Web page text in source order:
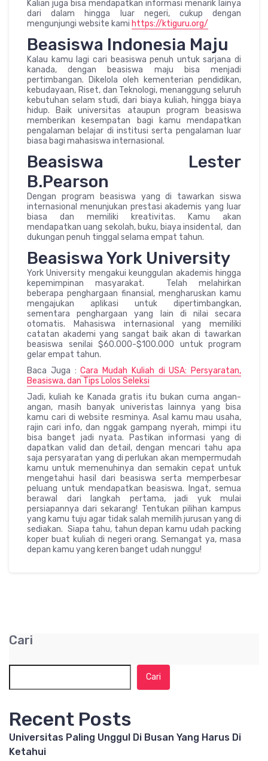
Kalian juga bisa mendapatkan informasi menarik lainya
dari dalam hingga luar negeri, cukup dengan
mengunjungi website kami https://ktiguru.org/
Beasiswa Indonesia Maju
Kalau kamu lagi cari beasiswa penuh untuk sarjana di
kanada, dengan beasiswa maju bisa menjadi
pertimbangan. Dikelola oleh kementerian pendidikan,
kebudayaan, Riset, dan Teknologi, menanggung seluruh
kebutuhan selam studi, dari biaya kuliah, hingga biaya
hidup. Baik universitas ataupun program beasiswa
memberikan kesempatan bagi kamu mendapatkan
pengalaman belajar di institusi serta pengalaman luar
biasa bagi mahasiswa internasional.
Beasiswa Lester
B.Pearson
Dengan program beasiswa yang di tawarkan siswa
internasional menunjukan prestasi akademis yang luar
biasa dan memiliki kreativitas. Kamu akan
mendapatkan uang sekolah, buku, biaya insidental, dan
dukungan penuh tinggal selama empat tahun.
Beasiswa York University
York University mengakui keunggulan akademis hingga
kepemimpinan masyarakat. Telah melahirkan
beberapa penghargaan finansial, mengharuskan kamu
mengajukan aplikasi untuk dipertimbangkan,
sementara penghargaan yang lain di nilai secara
otomatis. Mahasiswa internasional yang memiliki
catatan akademi yang sangat baik akan di tawarkan
beasiswa senilai $60.000-$100.000 untuk program
gelar empat tahun.
Baca Juga :Cara Mudah Kuliah di USA: Persyaratan,
Beasiswa, dan Tips Lolos Seleksi
Jadi, kuliah ke Kanada gratis itu bukan cuma angan-
angan, masih banyak univeristas lainnya yang bisa
kamu cari di website resminya. Asal kamu mau usaha,
rajin cari info, dan nggak gampang nyerah, mimpi itu
bisa banget jadi nyata. Pastikan informasi yang di
dapatkan valid dan detail, dengan mencari tahu apa
saja persyaratan yang di perlukan akan mempermudah
kamu untuk memenuhinya dan semakin cepat untuk
mengetahui hasil dari beasiswa serta memperbesar
peluang untuk mendapatkan beasiswa. Ingat, semua
berawal dari langkah pertama, jadi yuk mulai
persiapannya dari sekarang! Tentukan pilihan kampus
yang kamu tuju agar tidak salah memilih jurusan yang di
sediakan. Siapa tahu, tahun depan kamu udah packing
koper buat kuliah di negeri orang. Semangat ya, masa
depan kamu yang keren banget udah nunggu!
Cari
Cari
Recent Posts
Universitas Paling Unggul Di Busan Yang Harus Di
Ketahui